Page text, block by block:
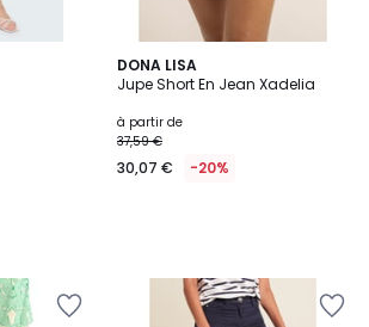
DONA LISA
Jupe Short En Jean Xadelia
à partir de
37,59 €
30,07 € -20%